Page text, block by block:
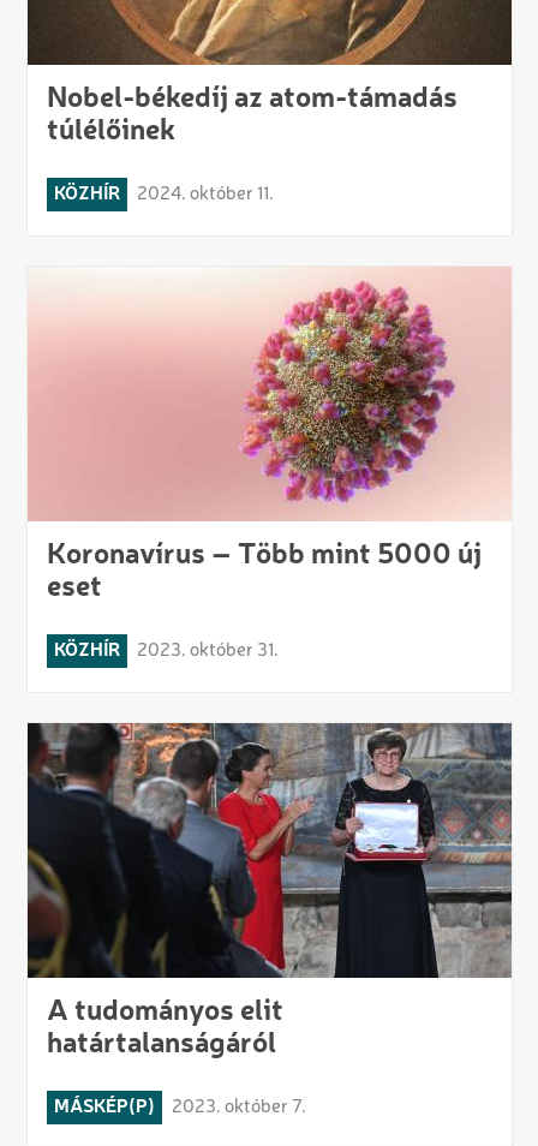
Nobel-békedíj az atom-támadás
túlélőinek
KÖZHÍR 2024. október 11.
Koronavírus – Több mint 5000 új
eset
KÖZHÍR 2023. október 31.
A tudományos elit
határtalanságáról
MÁSKÉP(P) 2023. október 7.